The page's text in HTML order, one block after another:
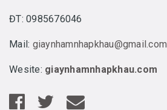
ĐT: 0985676046
Mail: giaynhamnhapkhau@gmail.com
Wesite: giaynhamnhapkhau.com